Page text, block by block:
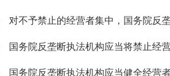
予禁止的经营者集中，国务院反垄
院反垄断执法机构应当将禁止经营
院反垄断执法机构应当健全经营者